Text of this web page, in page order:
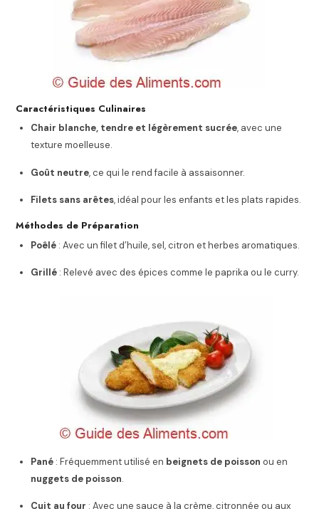
Caractéristiques Culinaires
Chair blanche, tendre et légèrement sucrée, avec une
texture moelleuse.
Goût neutre, ce qui le rend facile à assaisonner.
Filets sans arêtes, idéal pour les enfants et les plats rapides.
Méthodes de Préparation
Poêlé : Avec un filet d’huile, sel, citron et herbes aromatiques.
Grillé : Relevé avec des épices comme le paprika ou le curry.
Pané : Fréquemment utilisé en beignets de poisson ou en
nuggets de poisson.
Cuit au four : Avec une sauce à la crème, citronnée ou aux